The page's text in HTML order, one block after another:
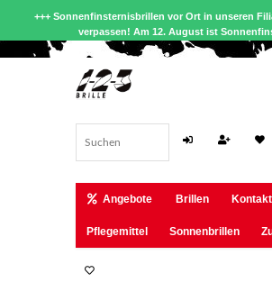
+++ Sonnenfinsternisbrillen vor Ort in unseren
verpassen! Am 12. August ist
Angebote Brillen
Pflegemittel Sonnenbrillen